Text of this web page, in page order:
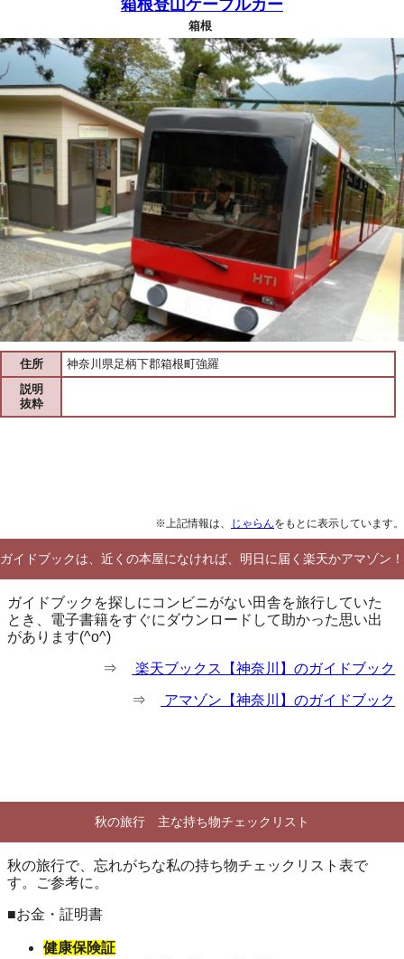
箱根登山ケーブルカー
箱根
住所
神奈川県足柄下郡箱根町強羅
説明
抜粋
※上記情報は、 じゃらんをもとに表示しています。
ガイドブックは、近くの本屋になければ、明日に届く楽天かアマゾン！
ガイドブックを探しにコンビニがない田舎を旅行していた
とき、電子書籍をすぐにダウンロードして助かった思い出
があります(^o^)
⇒ 楽天ブックス【神奈川】のガイドブック
⇒ アマゾン【神奈川】のガイドブック
秋の旅行 主な持ち物チェックリスト
秋の旅行で、忘れがちな私の持ち物チェックリスト表で
す。ご参考に。
■お金・証明書
健康保険証